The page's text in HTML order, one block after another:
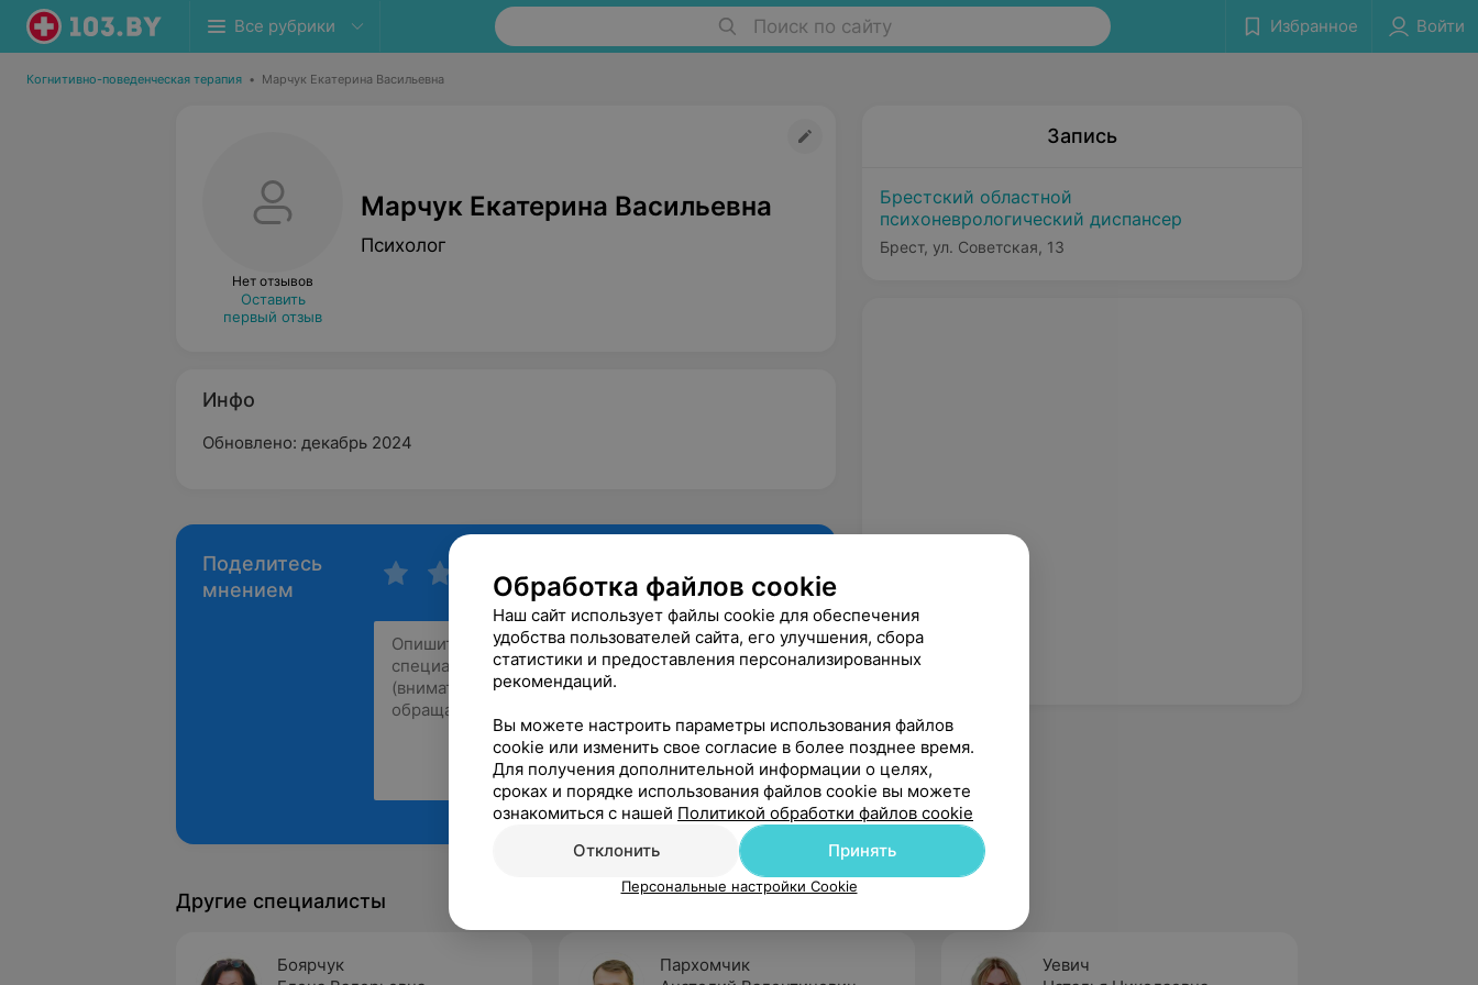
Все рубрики Поиск по сайту Избранное Войти
Когнитивно-поведенческая терапия • Марчук Екатерина Васильевна
Нет отзывов
Оставить
первый отзыв
Марчук Екатерина Васильевна
Психолог
Инфо
Обновлено: декабрь 2024
Поделитесь
мнением
Рекомендую
Запись
Брестский областной
психоневрологический диспансер
Брест, ул. Советская, 13
Другие специалисты
Боярчук
Пархомчик
Уевич
Обработка файлов cookie
Наш сайт использует файлы cookie для обеспечения
удобства пользователей сайта, его улучшения, сбора
статистики и предоставления персонализированных
рекомендаций.
Вы можете настроить параметры использования файлов
cookie или изменить свое согласие в более позднее время.
Для получения дополнительной информации о целях,
сроках и порядке использования файлов cookie вы можете
ознакомиться с нашей Политикой обработки файлов cookie
Отклонить
Принять
Персональные настройки Cookie